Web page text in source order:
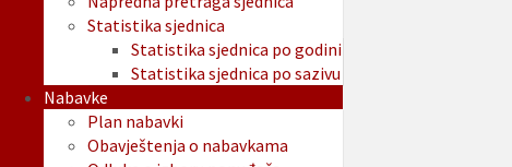
Statistika sjednica
Statistika sjednica po godini
Statistika sjednica po sazivu
Nabavke
Plan nabavki
Obavještenja o nabavkama